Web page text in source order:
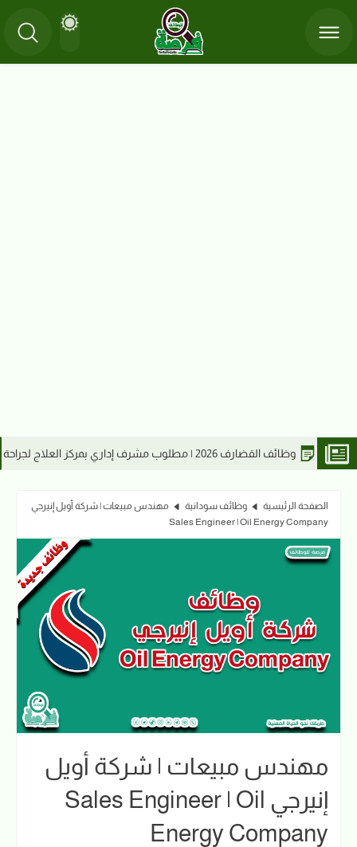
إعلان تجنيد مستشفى الشرطة كسلا 2026 | رقيب
الصفحة الرئيسية وظائف سودانية
مهندس مبيعات | شركة أويل إنيرجي
Sales Engineer | Oil Energy Company
مهندس مبيعات | شركة أويل
إنيرجي Sales Engineer | Oil
Energy Company